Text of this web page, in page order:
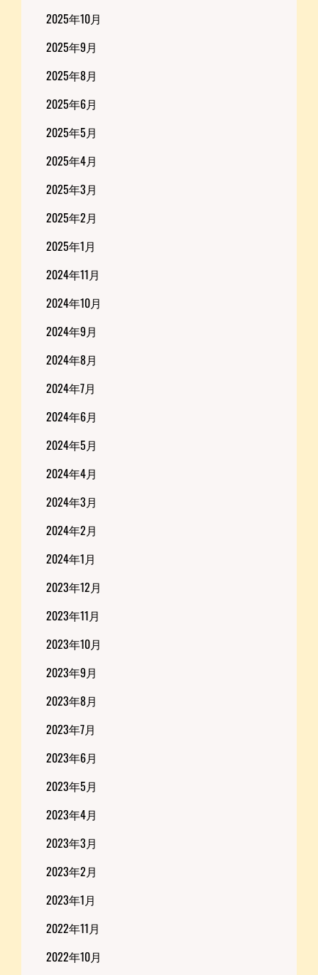
2025年10月
2025年9月
2025年8月
2025年6月
2025年5月
2025年4月
2025年3月
2025年2月
2025年1月
2024年11月
2024年10月
2024年9月
2024年8月
2024年7月
2024年6月
2024年5月
2024年4月
2024年3月
2024年2月
2024年1月
2023年12月
2023年11月
2023年10月
2023年9月
2023年8月
2023年7月
2023年6月
2023年5月
2023年4月
2023年3月
2023年2月
2023年1月
2022年11月
2022年10月